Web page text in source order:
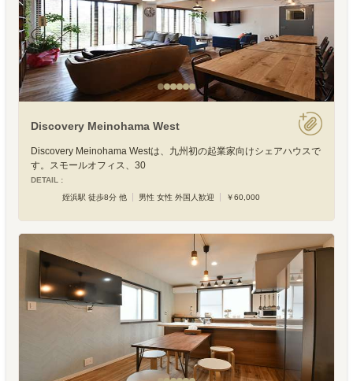
Discovery Meinohama West
Discovery Meinohama Westは、九州初の起業家向けシェアハウスで
す。スモールオフィス、30
DETAIL :
姪浜駅 徒歩8分 他
男性 女性 外国人歓迎 ￥60,000